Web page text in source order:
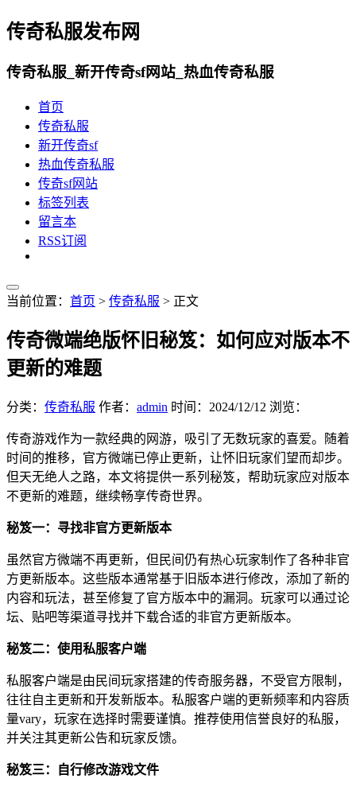
传奇私服发布网
传奇私服_新开传奇sf网站_热血传奇私服
首页
传奇私服
新开传奇sf
热血传奇私服
传奇sf网站
标签列表
留言本
RSS订阅
当前位置： 首页 > 传奇私服 > 正文
传奇微端绝版怀旧秘笈：如何应对版本不
更新的难题
分类： 传奇私服 作者： admin 时间： 2024/12/12 浏览：
传奇游戏作为一款经典的网游，吸引了无数玩家的喜爱。随着
时间的推移，官方微端已停止更新，让怀旧玩家们望而却步。
但天无绝人之路，本文将提供一系列秘笈，帮助玩家应对版本
不更新的难题，继续畅享传奇世界。
秘笈一：寻找非官方更新版本
虽然官方微端不再更新，但民间仍有热心玩家制作了各种非官
方更新版本。这些版本通常基于旧版本进行修改，添加了新的
内容和玩法，甚至修复了官方版本中的漏洞。玩家可以通过论
坛、贴吧等渠道寻找并下载合适的非官方更新版本。
秘笈二：使用私服客户端
私服客户端是由民间玩家搭建的传奇服务器，不受官方限制，
往往自主更新和开发新版本。私服客户端的更新频率和内容质
量vary，玩家在选择时需要谨慎。推荐使用信誉良好的私服，
并关注其更新公告和玩家反馈。
秘笈三：自行修改游戏文件